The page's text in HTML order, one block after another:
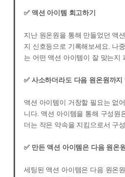
✅ 액션 아이템 회고하기
지난 원온원을 통해 만들었던 액
지 신호등으로 기록해보세요. 나
는 어떤 액션 아이템이 잘 맞는지
✅ 사소하더라도 다음 원온원까
액션 아이템이 거창할 필요는 없
니다. 액션 아이템을 통해 구성원
더는 작은 약속을 지킴으로서 구
✅ 만든 액션 아이템은 다음 원온
세팅된 액션 아이템은 다음 원온